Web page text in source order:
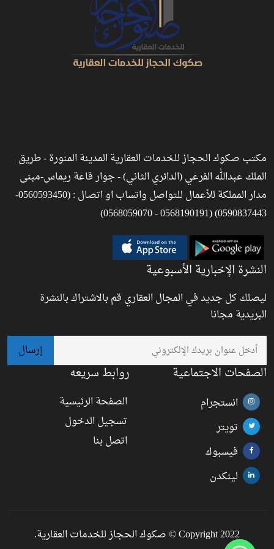
مكتب صكوك الحجاز للخدمات العقارية المدينة المنورة - طريق
الملك عبدالله الفرعي (الدائري الثاني) - جوار قاعة ريماس-مبنى
مدار المملكة للأعمال للتواصل واتساب او اتصال : (0560593450-
0590837443) (0568190191 - 0568059070)
النشرة الإخبارية الأسبوعية
ليصلك كل جديد في المجال العقاري قم بالاشتراك بالنشرة
البريدية مجانا
الصفحات الاجتماعية
انستجرام
تويتر
فيسبوك
لينكدن
روابط سريعه
الصفحة الرئيسية
تسجيل الدخول
اتصل بنا
Copyright 2022 © صكوك الحجاز للخدمات العقارية.